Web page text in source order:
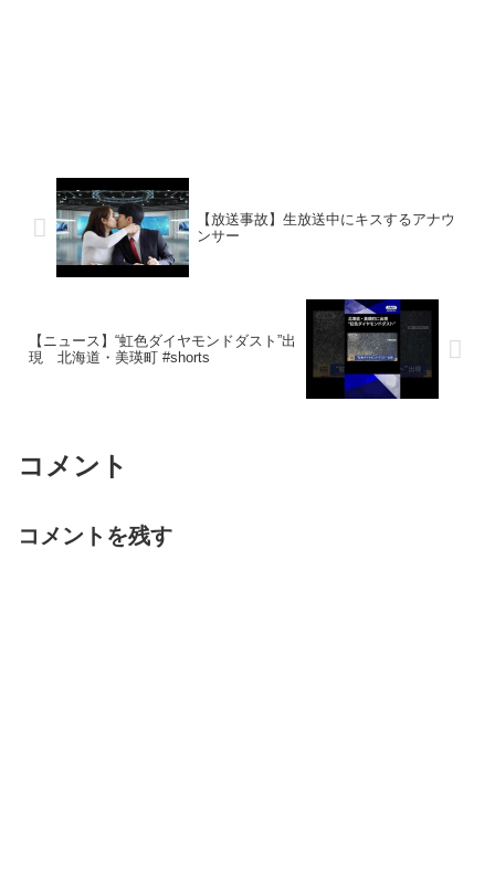
【放送事故】生放送中にキスするアナウ
ンサー
【ニュース】“虹色ダイヤモンドダスト”出
現 北海道・美瑛町 #shorts
コメント
コメントを残す